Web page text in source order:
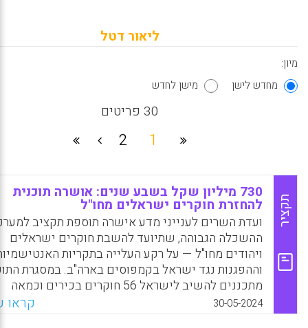
ליאור דטל
מיון:
מחדש לישן
מישן לחדש
30 פריטים
1
2
תקציר
730 מיליון שקל בשבע שנים: אושרה תוכנית
להחזרת חוקרים ישראלים מחו"ל
ועדת השרים לענייני מדע אישרה תוספת תקציב
ההשכלה הגבוהה, שתיועד להשבת חוקרים ישראלים
ויהודים מחו"ל — על רקע העלייה בתקריות
וההפגנות נגד ישראל בקמפוסים בארה"ב. במסגרת
מתכננים להשיב לישראל 56 חוקרים בכירים וכמאה
חוקרים צעירים — שבקשותיהם לשוב לארץ ייבחנו על
ועדת שיפוט שתכלול מומחים מהארץ ומחו"ל.
30-05-2024 קראו